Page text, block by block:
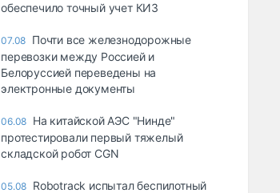
обеспечило точный учет КИЗ
07.08 Почти все железнодорожные
перевозки между Россией и
Белоруссией переведены на
электронные документы
06.08 На китайской АЭС "Нинде"
протестировали первый тяжелый
складской робот CGN
05.08 Robotrack испытал беспилотный